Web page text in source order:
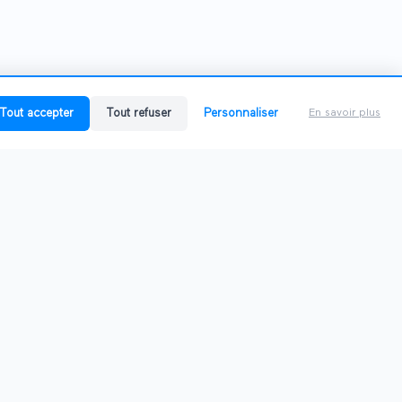
Tout accepter Tout refuser Personnaliser En savoir plus